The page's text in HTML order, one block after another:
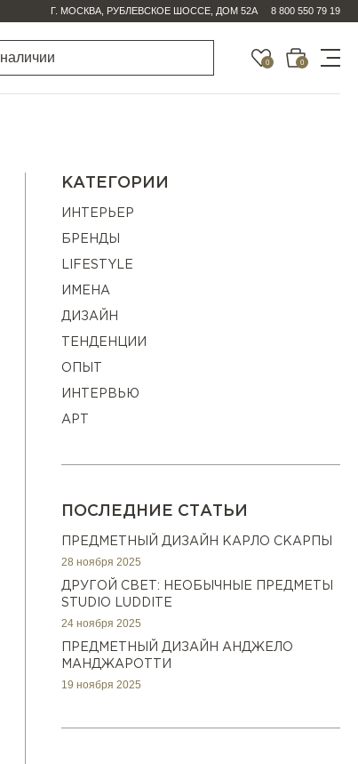
Г. МОСКВА, РУБЛЕВСКОЕ ШОССЕ, ДОМ 52А 8 800 550 79 19
0 0
КАТЕГОРИИ
ИНТЕРЬЕР
БРЕНДЫ
LIFESTYLE
ИМЕНА
ДИЗАЙН
ТЕНДЕНЦИИ
ОПЫТ
ИНТЕРВЬЮ
АРТ
ПОСЛЕДНИЕ СТАТЬИ
ПРЕДМЕТНЫЙ ДИЗАЙН КАРЛО СКАРПЫ
28 ноября 2025
ДРУГОЙ СВЕТ: НЕОБЫЧНЫЕ ПРЕДМЕТЫ
STUDIO LUDDITE
24 ноября 2025
ПРЕДМЕТНЫЙ ДИЗАЙН АНДЖЕЛО
МАНДЖАРОТТИ
19 ноября 2025